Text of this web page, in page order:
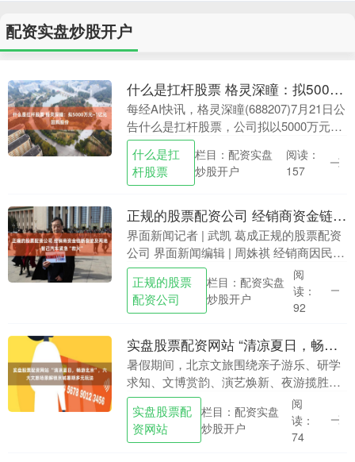
配资实盘炒股开户
什么是扛杆股票 格灵深瞳：拟5000万元~1亿元回购股份
每经AI快讯，格灵深瞳(688207)7月21日公
告什么是扛杆股票，公司拟以5000万元~1
亿元回购股份什么是扛杆股票，用于维护
公司价值及股东权益。回购价格不超....
什么是扛
杆股票
栏目：配资实盘
炒股开户
阅读：
157
正规的股票配资公司 经销商资金链断裂波及两地，智己汽车紧急“救火”
界面新闻记者 | 武凯 葛成正规的股票配资
公司 界面新闻编辑 | 周姝祺 经销商因民间
借贷资金链断裂，智己汽车昆明、珠海多
家门店近日陷入闭店风波。部分消费者支
付....
正规的股票
配资公司
栏目：配资实盘
炒股开户
阅
读：
92
实盘股票配资网站 “清凉夏日，畅游北京”，六大文旅场景解锁京城暑期多元玩法
暑假期间，北京文旅围绕亲子游乐、研学
求知、文博赏韵、演艺焕新、夜游揽胜、
避暑纳凉六大核心场景，推出清凉夏日，
畅游北京2026北京暑期文旅活动指南实盘
股票配资网站....
实盘股票配
资网站
栏目：配资实盘
炒股开户
阅
读：
74